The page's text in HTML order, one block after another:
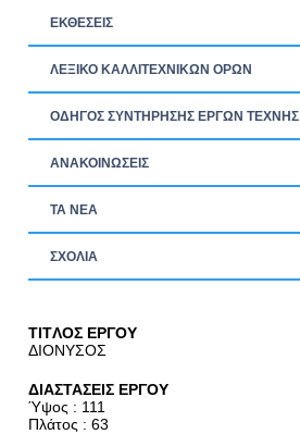
ΕΚΘΕΣΕΙΣ
ΛΕΞΙΚΟ ΚΑΛΛΙΤΕΧΝΙΚΩΝ ΟΡΩΝ
ΟΔΗΓΟΣ ΣΥΝΤΗΡΗΣΗΣ ΕΡΓΩΝ ΤΕΧΝΗΣ
ΑΝΑΚΟΙΝΩΣΕΙΣ
ΤΑ ΝEΑ
ΣΧΟΛΙΑ
TITΛΟΣ ΕΡΓΟΥ
ΔΙΟΝΥΣΟΣ
ΔΙΑΣΤΑΣΕΙΣ ΕΡΓΟΥ
Ύψος : 111
Πλάτος : 63